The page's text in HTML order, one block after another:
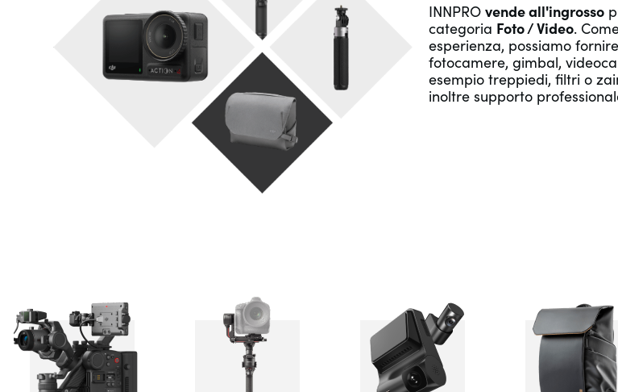
INNPRO vende all'ingrosso
categoria Foto / Video.
esperienza, possiamo
fotocamere, gimbal,
esempio treppiedi, filtri o
inoltre supporto